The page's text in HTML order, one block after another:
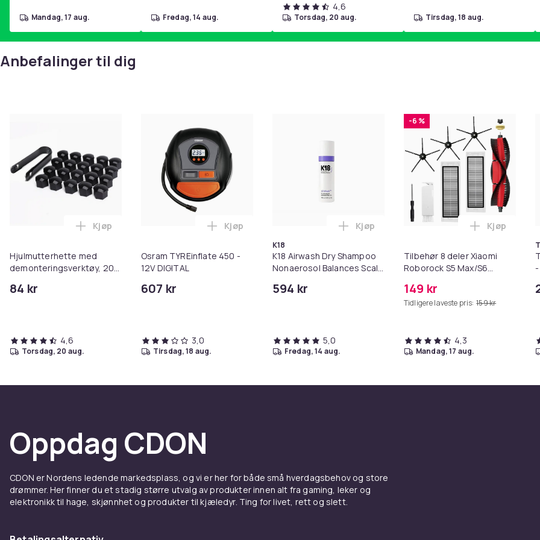
mandag, 17 aug. fredag, 14 aug.
4,6
torsdag, 20 aug. tirsdag, 18 aug.
Anbefalinger til dig
Hjulmutterhette med
demonteringsverktøy, 20-
84 kr
Legg Hjulmutterhette med demonteringsverktøy, 20-pakning 21 mm i handlekurven
Kjøp
4,6
torsdag, 20 aug.
Osram TYREinflate 450 -
12V DIGITAL
607 kr
Legg Osram TYREinflate 450 - 12V DIGITAL i handlekurven
Kjøp
3,0
tirsdag, 18 aug.
K18
K18 Airwash Dry Shampoo
Nonaerosol Balances Scalp
594 kr
Legg K18 Airwash Dry Shampoo
Kjøp
5,0
fredag, 14 aug.
-6 %
Tilbehør 8 deler Xiaomi
Roborock S5 Max/S6
MAXV/S50/S51/S55/S5/S60/S65/
149 kr
Tidligere laveste pris: 159 kr
Legg
Kjøp
4,3
mandag, 17 aug.
-
Oppdag CDON
CDON er Nordens ledende markedsplass, og vi er her for både små hverdagsbehov og store
drømmer. Her finner du et stadig større utvalg av produkter innen alt fra gaming, leker og
elektronikk til hage, skjønnhet og produkter til kjæledyr. Ting for livet, rett og slett.